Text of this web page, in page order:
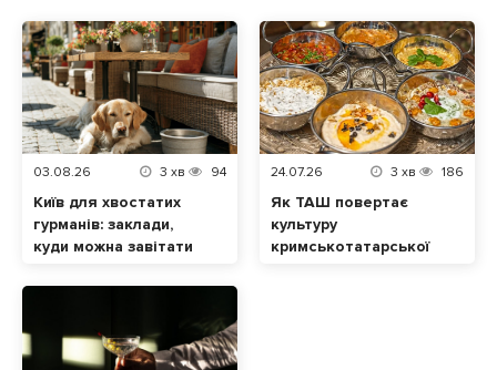
03.08.26 3 хв 94
Київ для хвостатих
гурманів: заклади,
куди можна завітати
улюбленцем
24.07.26 3 хв 186
Як ТАШ повертає
культуру
кримськотатарської